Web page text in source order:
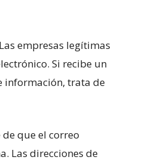
Las ⁣empresas legítimas
⁤Si ⁣recibe un
información, trata de
de que⁤ el correo
Las direcciones de